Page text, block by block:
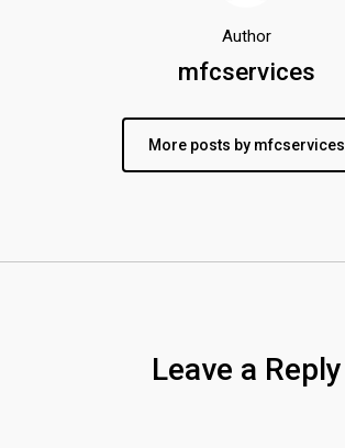
Author
mfcservices
More posts by mfcservices
Leave a Reply